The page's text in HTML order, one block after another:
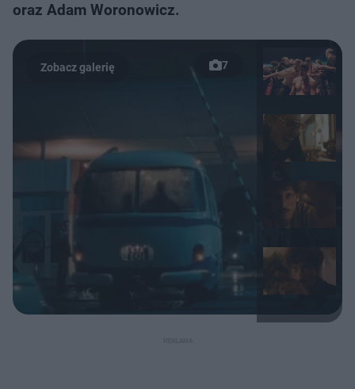
oraz Adam Woronowicz.
7